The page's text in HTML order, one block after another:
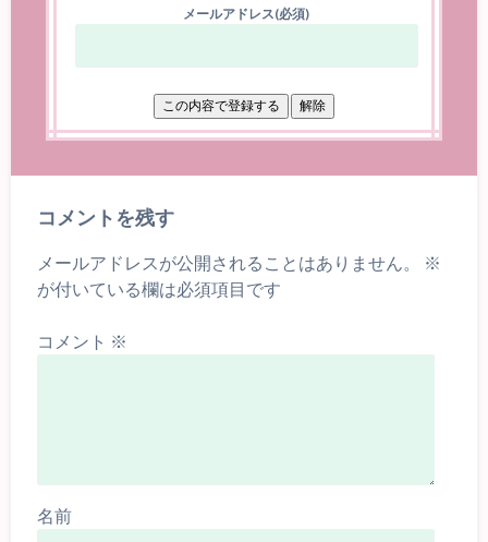
メールアドレス(必須)
コメントを残す
メールアドレスが公開されることはありません。
※
が付いている欄は必須項目です
コメント ※
名前